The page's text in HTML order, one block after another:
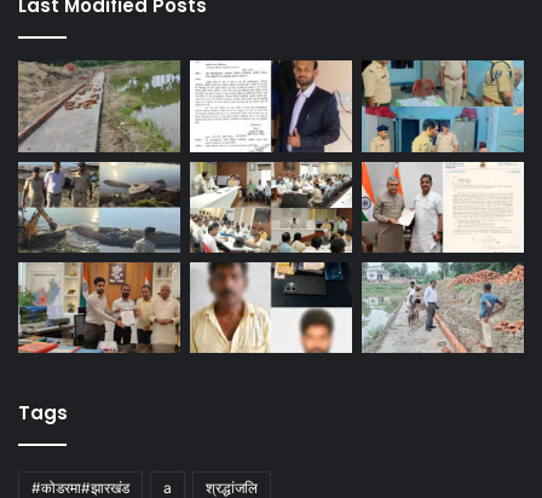
Last Modified Posts
Tags
#कोडरमा#झारखंड a श्रद्धांजलि